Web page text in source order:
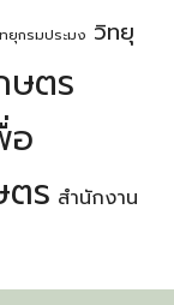
ยุกรมประมง วิทยุ
ษตร
อ
ร สำนักงาน